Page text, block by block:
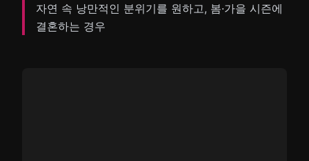
자연 속 낭만적인 분위기를 원하고, 봄·가을 시즌에
결혼하는 경우